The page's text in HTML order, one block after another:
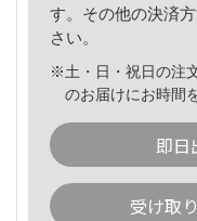
す。その他の決済
さい。
※土・日・祝日の注
のお届けにお時間
即日
受け取